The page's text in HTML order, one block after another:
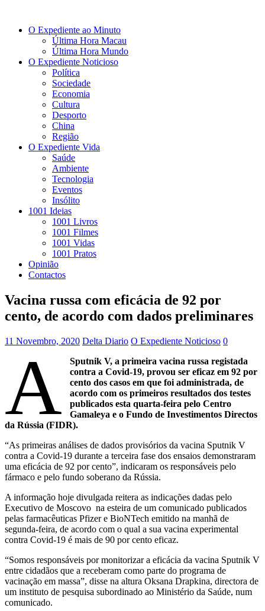
O Expediente ao Minuto
Última Hora Macau
Última Hora Mundo
O Expediente Noticioso
Política
Sociedade
Economia
Cultura
Desporto
China
Região
O Expediente Vida
Saúde
Ambiente
Tecnologia
Eventos
Insólito
1001 Ideias
1001 Livros
1001 Filmes
1001 Vidas
1001 Pratos
Opinião
Contactos
Vacina russa com eficácia de 92 por
cento, de acordo com dados preliminares
11 Novembro, 2020 Delta Diario O Expediente Noticioso 0
A
Sputnik V, a primeira vacina russa registada
contra a Covid-19, provou ser eficaz em 92 por
cento dos casos em que foi administrada, de
acordo com os primeiros resultados dos testes
publicados esta quarta-feira pelo Centro
Gamaleya e o Fundo de Investimentos Directos
da Rússia (FIDR).
“As primeiras análises de dados provisórios da vacina Sputnik V
contra a Covid-19 durante a terceira fase dos ensaios demonstraram
uma eficácia de 92 por cento”, indicaram os responsáveis pelo
fármaco e pelo fundo soberano da Rússia.
A informação hoje divulgada reitera as indicações dadas pelo
Executivo de Moscovo na esteira de um comunicado publicados
pelas farmacêuticas Pfizer e BioNTech emitido na manhã de
segunda-feira, de acordo com o qual a sua vacina experimental
contra Covid-19 é mais de 90 por cento eficaz.
“Somos responsáveis por monitorizar a eficácia da vacina Sputnik V
entre cidadãos que a receberam como parte do programa de
vacinação em massa”, disse na altura Oksana Drapkina, directora de
um instituto de pesquisa subordinado ao Ministério da Saúde, num
comunicado.